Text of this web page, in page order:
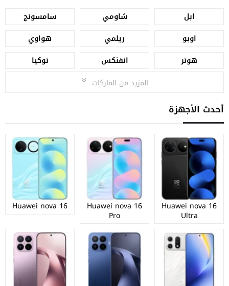
ابل شاومي
سامسونج
اوبو
ريلمي
هواوي
هونر
انفنكس
نوكيا
المزيد من الماركات
أحدث الأجهزة
Huawei nova 16
Ultra
Huawei nova 16
Pro
Huawei nova 16